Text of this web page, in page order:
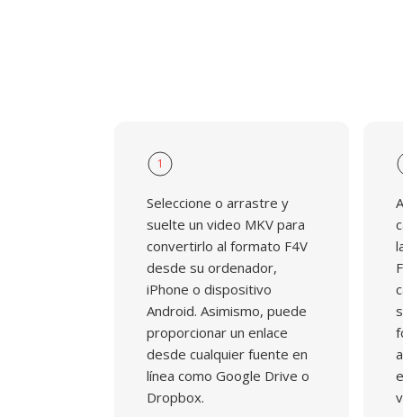
1
Seleccione o arrastre y
suelte un video MKV para
convertirlo al formato F4V
desde su ordenador,
iPhone o dispositivo
Android. Asimismo, puede
proporcionar un enlace
desde cualquier fuente en
línea como Google Drive o
Dropbox.